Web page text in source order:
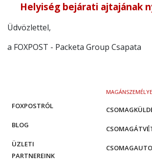
Helyiség bejárati ajtajának
Üdvözlettel,
a FOXPOST - Packeta Group Csapata
FOXPOSTRÓL
BLOG
ÜZLETI
PARTNEREINK